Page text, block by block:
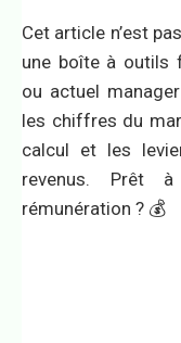
Cet article n’est
une boîte à outils
ou actuel
les chiffres du
calcul et les
revenus. Prêt
rémunération ? 💰